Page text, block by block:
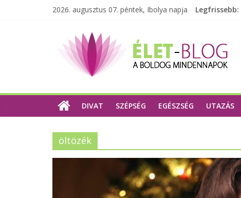
2026. augusztus 07. péntek, Ibolya napja Legfrissebb:
DIVAT SZÉPSÉG EGÉSZSÉG UTAZÁS
öltözék